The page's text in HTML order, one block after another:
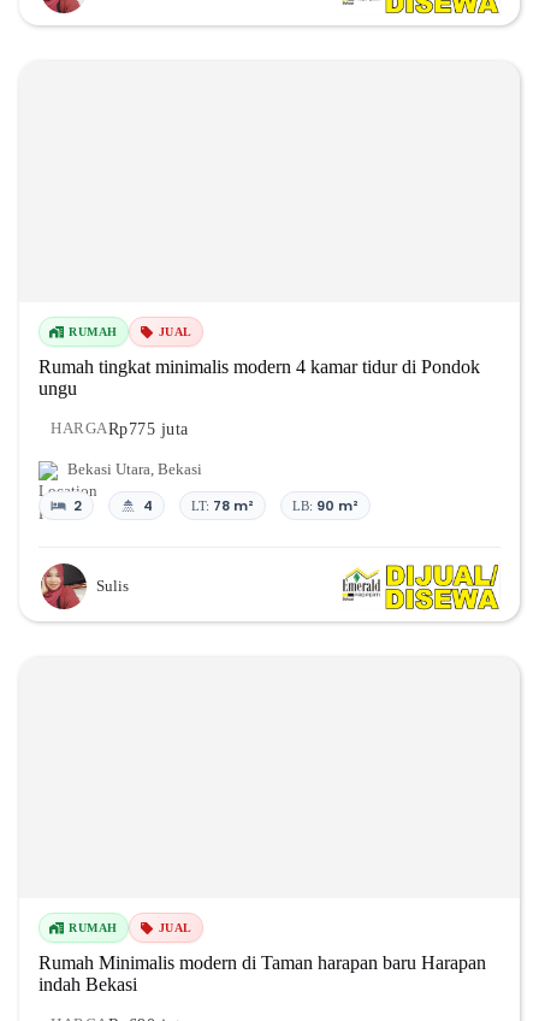
RUMAH JUAL
Rumah tingkat minimalis modern 4 kamar tidur di Pondok
ungu
HARGARp775 juta
Bekasi Utara, Bekasi
2 4 LT: 78 m² LB: 90 m²
Sulis
RUMAH JUAL
Rumah Minimalis modern di Taman harapan baru Harapan
indah Bekasi